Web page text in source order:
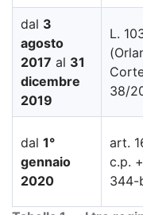
dal 3
agosto
2017 al 31
dicembre
2019
L.
38/
dal 1°
gennaio
2020
art.
c.p.
344-